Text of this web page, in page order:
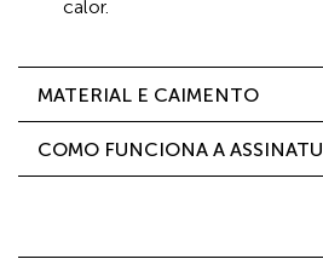
calor.
MATERIAL E CAIMENTO
COMO FUNCIONA A